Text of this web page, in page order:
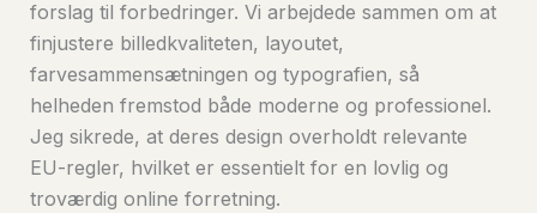
forslag til forbedringer. Vi arbejdede sammen om at
finjustere billedkvaliteten, layoutet,
farvesammensætningen og typografien, så
helheden fremstod både moderne og professionel.
Jeg sikrede, at deres design overholdt relevante
EU-regler, hvilket er essentielt for en lovlig og
troværdig online forretning.